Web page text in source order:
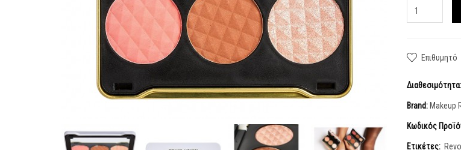
Επιθυμητό
Διαθεσιμότητα:
Brand: Makeup
Κωδικός
Ετικέτες: